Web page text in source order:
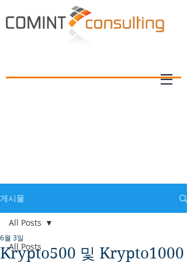
게시물
All Posts
All Posts
Krypto500 및 Krypto1000
6월 3일